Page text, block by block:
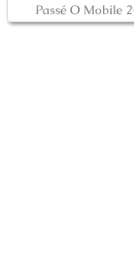
Passé O Mobile